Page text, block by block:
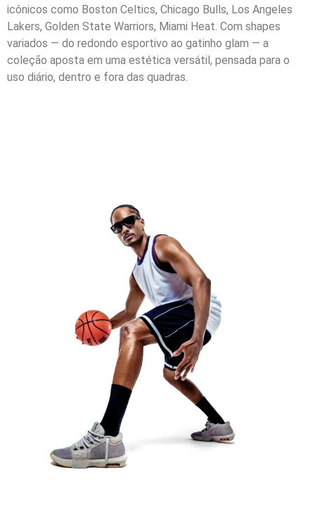
icônicos como Boston Celtics, Chicago Bulls, Los Angeles
Lakers, Golden State Warriors, Miami Heat. Com shapes
variados — do redondo esportivo ao gatinho glam — a
coleção aposta em uma estética versátil, pensada para o
uso diário, dentro e fora das quadras.